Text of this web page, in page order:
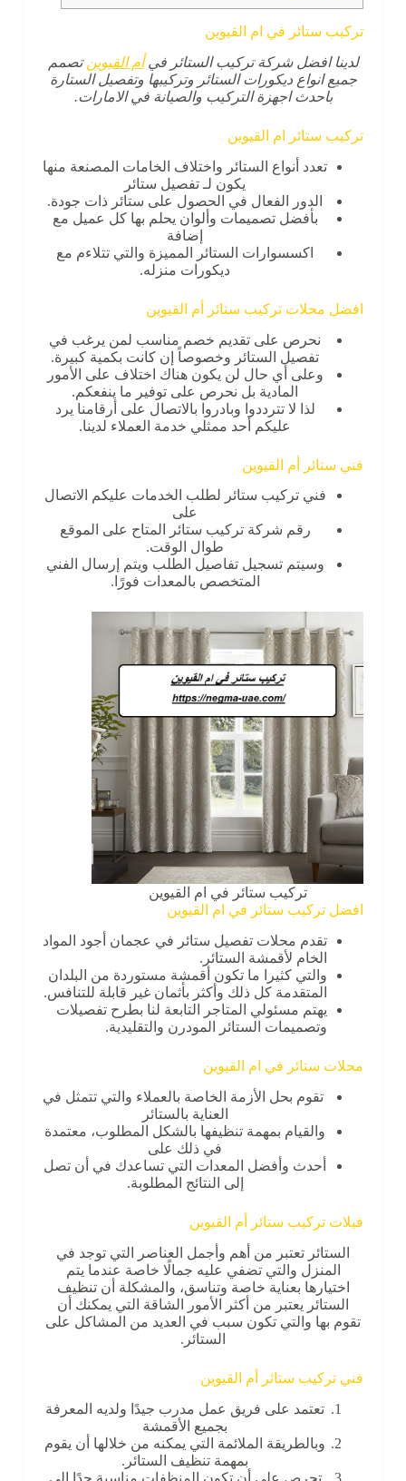
تركيب ستائر في ام القيوين
لدينا افضل شركةتركيب الستائر فيأم القيوينتصمم
جميع انواع ديكورات الستائر وتركيبها وتفصيل الستارة
باحدث اجهزة التركيب والصيانة في الامارات.
تركيب ستائر ام القيوين
تعدد أنواع الستائر واختلاف الخامات المصنعة منها
يكون لـ تفصيل ستائر
الدور الفعال في الحصول على ستائر ذات جودة.
بأفضل تصميمات وألوان يحلم بها كل عميل مع
إضافة
اكسسوارات الستائر المميزة والتي تتلاءم مع
ديكورات منزله.
افضل محلات تركيب ستائر أم القيوين
نحرص على تقديم خصم مناسب لمن يرغب في
تفصيل الستائر وخصوصاً إن كانت بكمية كبيرة.
وعلى أي حال لن يكون هناك اختلاف على الأمور
المادية بل نحرص على توفير ما ينفعكم.
لذا لا تترددوا وبادروا بالاتصال على أرقامنا يرد
عليكم أحد ممثلي خدمة العملاء لدينا.
فني ستائر أم القيوين
فني تركيب ستائر لطلب الخدمات عليكم الاتصال
على
رقم شركة تركيب ستائر المتاح على الموقع
طوال الوقت.
وسيتم تسجيل تفاصيل الطلب ويتم إرسال الفني
المتخصص بالمعدات فورًا.
تركيب ستائر في ام القيوين
افضل تركيب ستائر في ام القيوين
تقدم محلات تفصيل ستائر في عجمان أجود المواد
الخام لأقمشة الستائر.
والتي كثيرا ما تكون أقمشة مستوردة من البلدان
المتقدمة كل ذلك وأكثر بأثمان غير قابلة للتنافس.
يهتم مسئولي المتاجر التابعة لنا بطرح تفصيلات
وتصميمات الستائر المودرن والتقليدية.
محلات ستائر في ام القيوين
تقوم بحل الأزمة الخاصة بالعملاء والتي تتمثل في
العناية بالستائر
والقيام بمهمة تنظيفها بالشكل المطلوب، معتمدة
في ذلك على
أحدث وأفضل المعدات التي تساعدك في أن تصل
إلى النتائج المطلوبة.
‏فيلات تركيب ستائر أم القيوين
الستائر تعتبر من أهم وأجمل العناصر التي توجد في
المنزل والتي تضفي عليه جمالًا خاصة عندما يتم
اختيارها بعناية خاصة وتناسق، والمشكلة أن تنظيف
الستائر يعتبر من أكثر الأمور الشاقة التي يمكنك أن
تقوم بها والتي تكون سبب في العديد من المشاكل على
الستائر.
فني تركيب ستائر أم القيوين
تعتمد على فريق عمل مدرب جيدًا ولديه المعرفة
بجميع الأقمشة
وبالطريقة الملائمة التي يمكنه من خلالها أن يقوم
بمهمة تنظيف الستائر.
تحرص على أن تكون المنظفات مناسبة جدًا إلى